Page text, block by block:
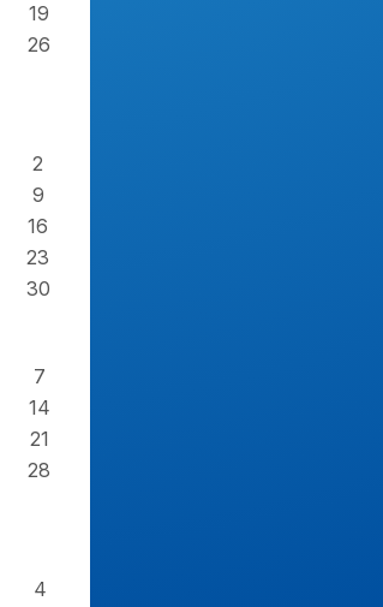
19
26
2
9
16
23
30
7
14
21
28
4